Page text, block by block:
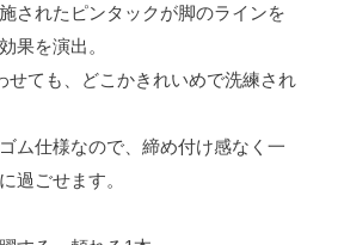
されたピンタックが脚のラインを
果を演出。
せても、どこかきれいめで洗練され
ム仕様なので、締め付け感なく一
過ごせます。